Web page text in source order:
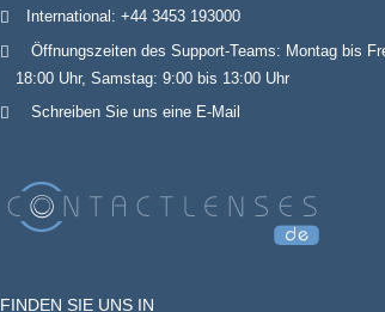
International:+44 3453 193000
Öffnungszeiten des Support-Teams: Montag bis
18:00 Uhr, Samstag: 9:00 bis 13:00 Uhr
Schreiben Sie uns eine E-Mail
FINDEN SIE UNS IN